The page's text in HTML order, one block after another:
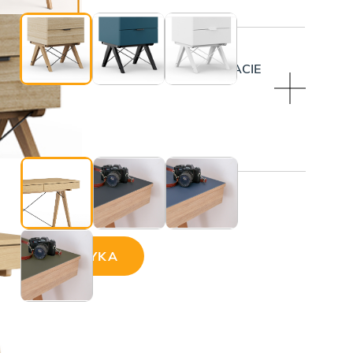
SOFTY NA GÓRNYM BLACIE
DO KOSZYKA